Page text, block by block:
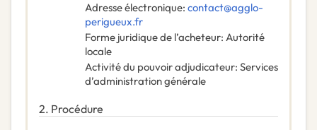
Adresse électronique: contact@agglo-
perigueux.fr
Forme juridique de l’acheteur: Autorité
locale
Activité du pouvoir adjudicateur: Services
d’administration générale
2. Procédure